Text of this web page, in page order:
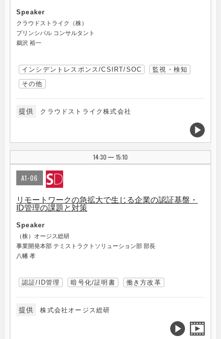
Speaker
クラウドストライク（株）
プリンシパル コンサルタント
鵜沢 裕一
インシデントレスポンス/CSIRT/SOC
監視・検知
その他
提供 クラウドストライク株式会社
14:30 | 15:10
A1-06
リモートワークの急拡大で生じる企業の認証基盤・
ID管理の課題と対策
Speaker
（株）オージス総研
事業開発本部 テミストラクトソリューション部 部長
八幡 孝
認証/ID管理 暗号化/証明書 働き方改革
提供 株式会社オージス総研